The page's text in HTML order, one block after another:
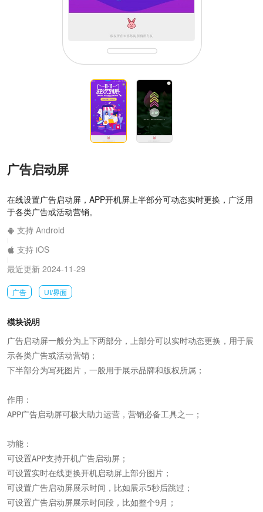
广告启动屏
在线设置广告启动屏，APP开机屏上半部分可动态实时更换，广泛用
于各类广告或活动营销。
支持 Android
支持 iOS
最近更新 2024-11-29
广告 UI/界面
模块说明
广告启动屏一般分为上下两部分，上部分可以实时动态更换，用于展
示各类广告或活动营销；
下半部分为写死图片，一般用于展示品牌和版权所属；
作用：
APP广告启动屏可极大助力运营，营销必备工具之一；
功能：
可设置APP支持开机广告启动屏；
可设置实时在线更换开机启动屏上部分图片；
可设置广告启动屏展示时间，比如展示5秒后跳过；
可设置广告启动屏展示时间段，比如整个9月；